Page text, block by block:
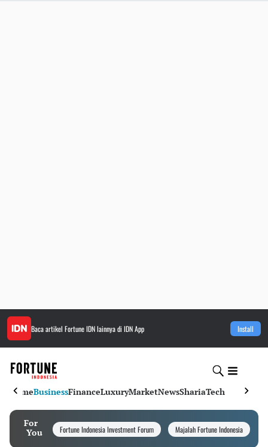
Baca artikel Fortune IDNlainnya di IDN App Install
HomeBusinessFinanceLuxuryMarketNewsShariaTech
For
You
Fortune Indonesia Investment Forum Majalah Fortune Indonesia